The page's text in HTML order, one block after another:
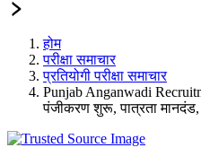
होम
परीक्षा समाचार
प्रतियोगी परीक्षा समाचार
Punjab Anganwadi
पंजीकरण शुरू, पात्रता